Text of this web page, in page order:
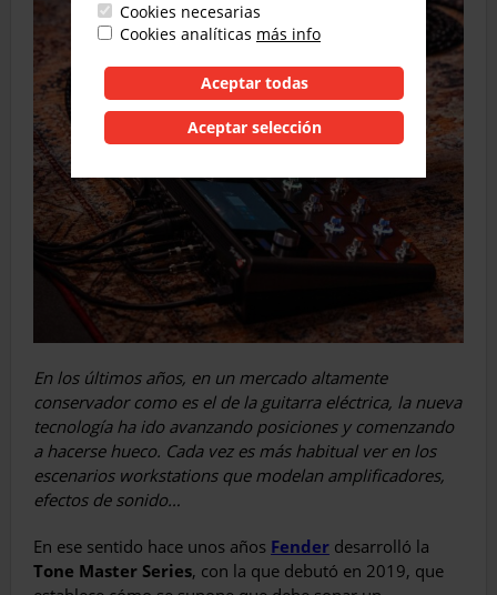
En los últimos años, en un mercado altamente
conservador como es el de la guitarra eléctrica, la nueva
tecnología ha ido avanzando posiciones y comenzando
a hacerse hueco. Cada vez es más habitual ver en los
escenarios workstations que modelan amplificadores,
efectos de sonido…
En ese sentido hace unos años Fender desarrolló la
Tone Master Series, con la que debutó en 2019, que
Cookies necesarias
Cookies analíticas más info
Aceptar todas
Aceptar selección